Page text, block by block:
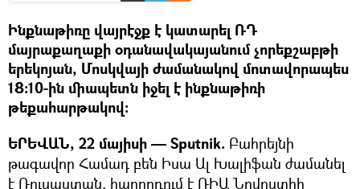
Ինքնաթիռը վայրէջք է կատարել ՌԴ
մայրաքաղաքի օդանավակայանում չորեքշաբթի
երեկոյան, Մոսկվայի ժամանակով մոտավորապես
18։10-ին միապետն իջել է ինքնաթիռի
թեքահարթակով:
ԵՐԵՎԱՆ, 22 մայիսի — Sputnik. Բահրեյնի
թագավոր Համադ բեն Իսա Ալ Խալիֆան ժամանել
է Ռուսաստան, հաղորդում է ՌԻԱ Նովոստիի